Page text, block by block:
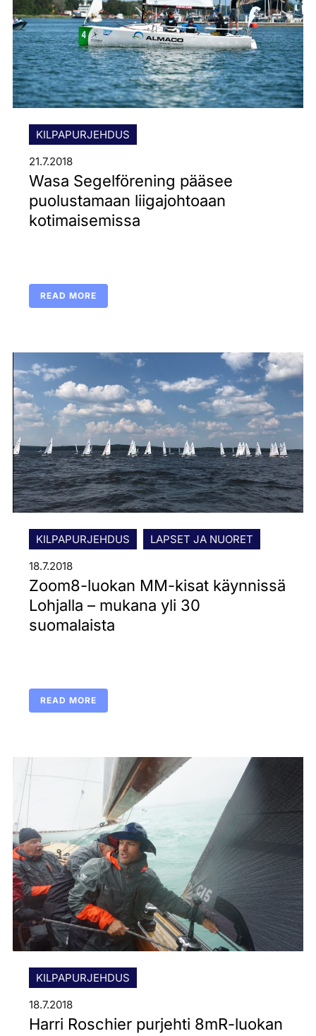
KILPAPURJEHDUS
21.7.2018
Wasa Segelförening pääsee
puolustamaan liigajohtoaan
kotimaisemissa
READ MORE
KILPAPURJEHDUS
LAPSET JA NUORET
18.7.2018
Zoom8-luokan MM-kisat käynnissä
Lohjalla – mukana yli 30
suomalaista
READ MORE
KILPAPURJEHDUS
18.7.2018
Harri Roschier purjehti 8mR-luokan